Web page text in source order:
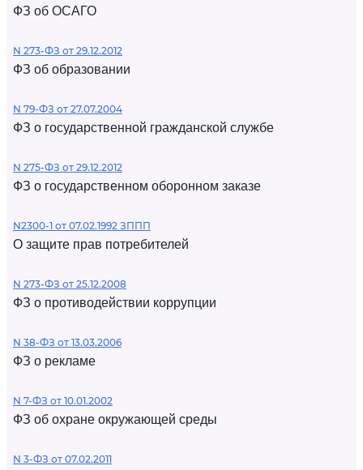
ФЗ об ОСАГО
N 273-ФЗ от 29.12.2012
ФЗ об образовании
N 79-ФЗ от 27.07.2004
ФЗ о государственной гражданской службе
N 275-ФЗ от 29.12.2012
ФЗ о государственном оборонном заказе
N2300-1 от 07.02.1992 ЗППП
О защите прав потребителей
N 273-ФЗ от 25.12.2008
ФЗ о противодействии коррупции
N 38-ФЗ от 13.03.2006
ФЗ о рекламе
N 7-ФЗ от 10.01.2002
ФЗ об охране окружающей среды
N 3-ФЗ от 07.02.2011